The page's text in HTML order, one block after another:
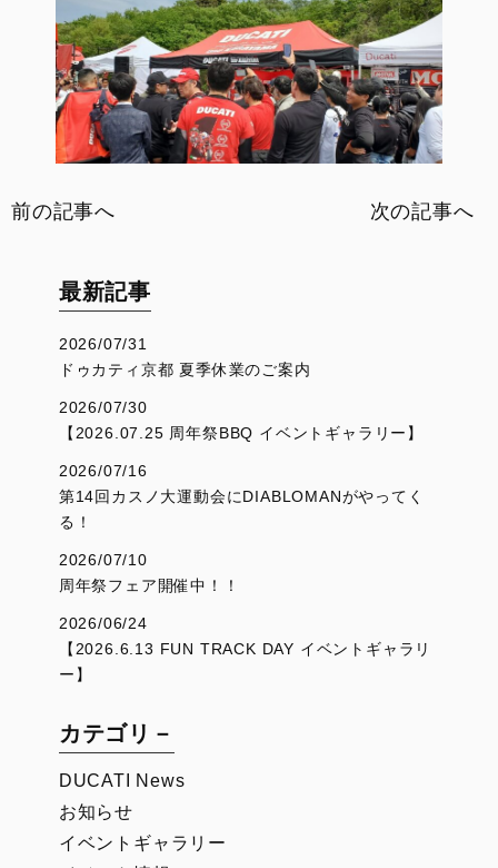
前の記事へ 次の記事へ
最新記事
2026/07/31
ドゥカティ京都 夏季休業のご案内
2026/07/30
【2026.07.25 周年祭BBQ イベントギャラリー】
2026/07/16
第14回カスノ大運動会にDIABLOMANがやってく
る！
2026/07/10
周年祭フェア開催中！！
2026/06/24
【2026.6.13 FUN TRACK DAY イベントギャラリ
ー】
カテゴリ－
DUCATI News
お知らせ
イベントギャラリー